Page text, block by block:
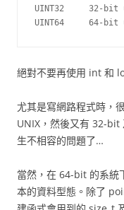
UINT32     32-bit
絕對不要再使用 int 和
尤其是寫網路程式時，
UNIX，然後又有 32-
生不相容的問題了…
當然，在 64-bit 的系統
本的資料型態。除了